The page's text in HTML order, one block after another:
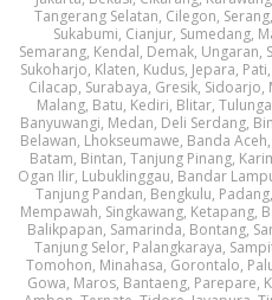
Tangerang Selatan, Cilegon,
Sukabumi, Cianjur, Sumedang,
Semarang, Kendal, Demak, Ungaran,
Sukoharjo, Klaten, Kudus, Jepara,
Cilacap, Surabaya, Gresik,
Malang, Batu, Kediri, Blitar,
Banyuwangi, Medan, Deli Serdang,
Belawan, Lhokseumawe, Banda
Batam, Bintan, Tanjung Pinang,
Ogan Ilir, Lubuklinggau, Bandar
Tanjung Pandan, Bengkulu,
Mempawah, Singkawang, Ketapang,
Balikpapan, Samarinda, Bontang,
Tanjung Selor, Palangkaraya,
Tomohon, Minahasa, Gorontalo,
Gowa, Maros, Bantaeng, Parepare,